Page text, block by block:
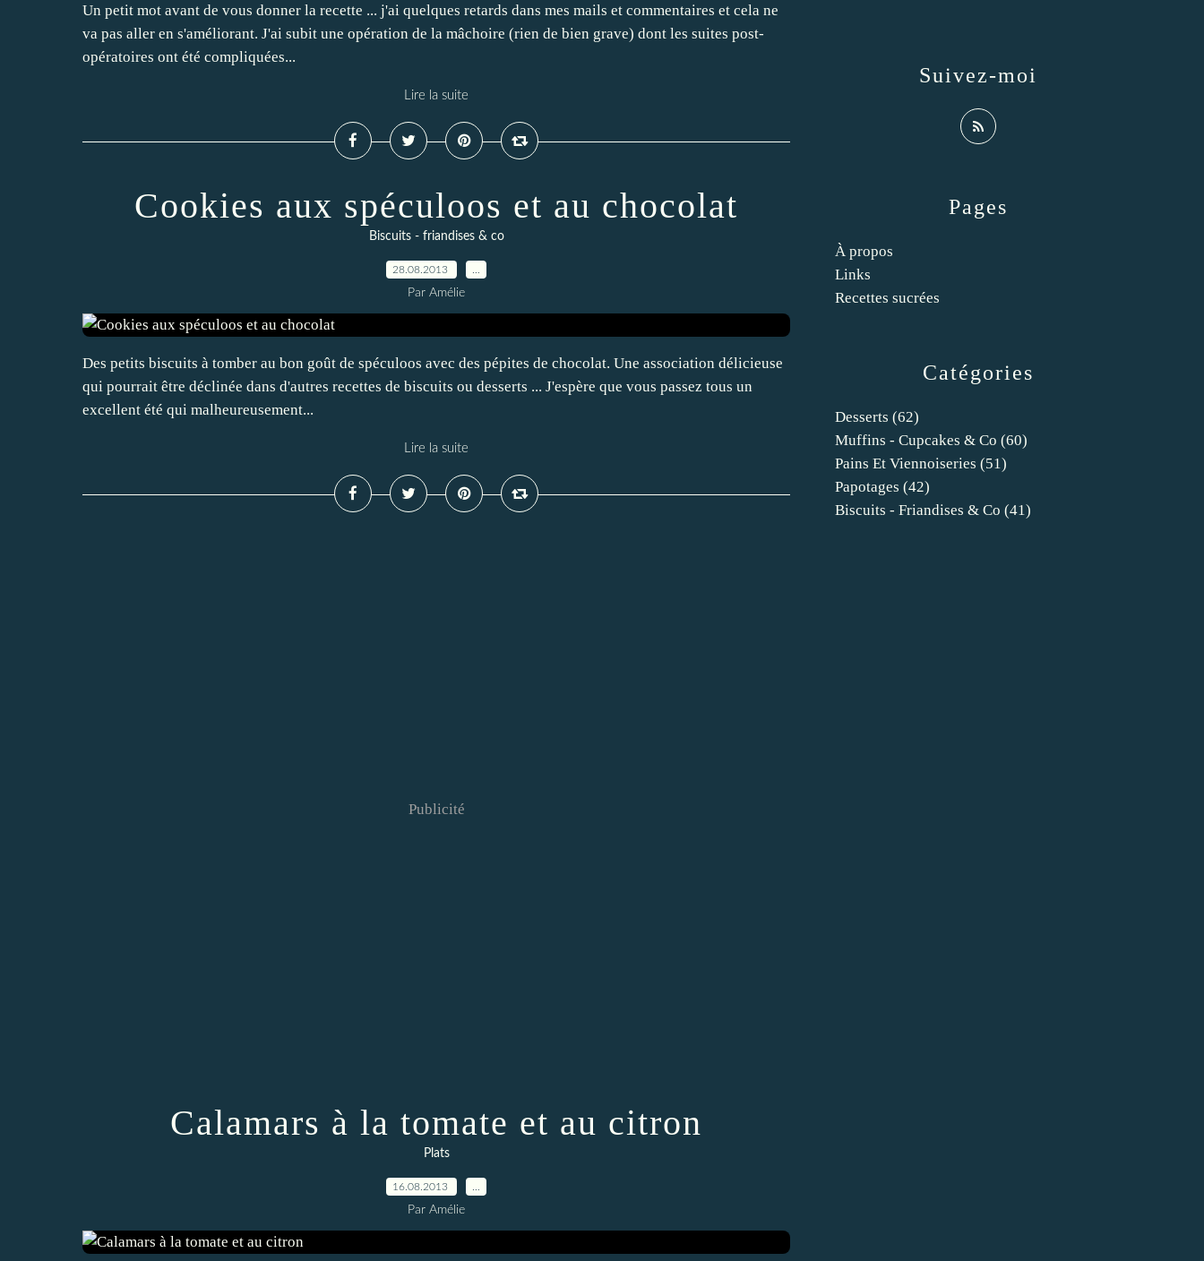
Un petit mot avant de vous donner la recette ... j'ai quelques retards dans mes mails et commentaires et cela ne
va pas aller en s'améliorant. J'ai subit une opération de la mâchoire (rien de bien grave) dont les suites post-
opératoires ont été compliquées...
Lire la suite
Cookies aux spéculoos et au chocolat
Biscuits - friandises & co
28.08.2013
Par Amélie
Des petits biscuits à tomber au bon goût de spéculoos avec des pépites de chocolat. Une association délicieuse
qui pourrait être déclinée dans d'autres recettes de biscuits ou desserts ... J'espère que vous passez tous un
excellent été qui malheureusement...
Lire la suite
Publicité
Calamars à la tomate et au citron
Plats
16.08.2013
Par Amélie
Catégories
Desserts (62)
Muffins - Cupcakes & Co (60)
Pains Et Viennoiseries (51)
Papotages (42)
Biscuits - Friandises & Co (41)
Pages
À propos
Links
Recettes sucrées
Suivez-moi